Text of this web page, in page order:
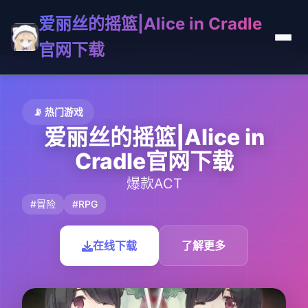
爱丽丝的摇篮|Alice in Cradle
官网下载
📡 热门游戏
爱丽丝的摇篮|Alice in
Cradle官网下载
爆款ACT
#冒险 #RPG
在线下载 了解更多